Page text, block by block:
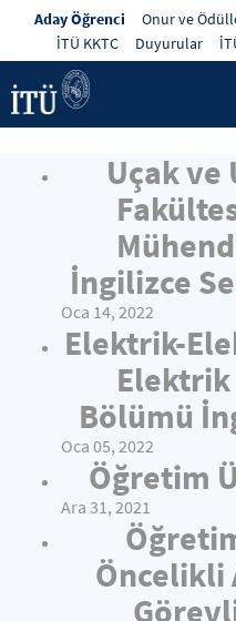
Aday Öğrenci Onur ve
İTÜ KKTC
Duyurular
Uçak
İngilizce
Oca 14, 2022
Elektrik-
Bölümü
Oca 05, 2022
Öğretim
Ara 31, 2021
Öncelikli